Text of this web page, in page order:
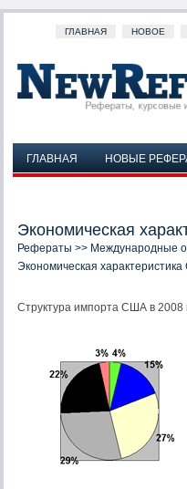
ГЛАВНАЯ НОВОЕ
ГЛАВНАЯ НОВЫЕ
Экономическая
Рефераты >> Международные
Экономическая
Структура импорта США в 2008